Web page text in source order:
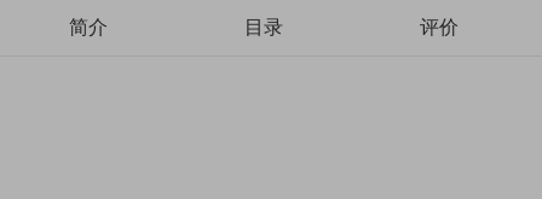
简介 目录 评价